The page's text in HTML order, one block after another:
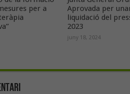
per a
Aprovada per
liquidació del
2023
juny 18, 2024